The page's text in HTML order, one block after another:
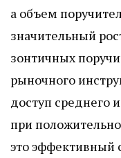
а объем
значительный
зонтичных
рыночного
доступ среднего
при
это эффективный